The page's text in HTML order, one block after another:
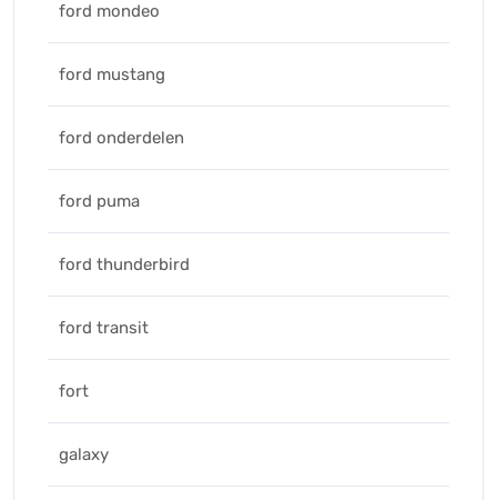
ford mondeo
ford mustang
ford onderdelen
ford puma
ford thunderbird
ford transit
fort
galaxy